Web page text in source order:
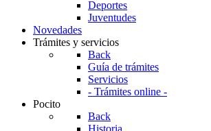
Deportes
Juventudes
Novedades
Trámites y servicios
Back
Guía de trámites
Servicios
- Trámites online -
Pocito
Back
Historia